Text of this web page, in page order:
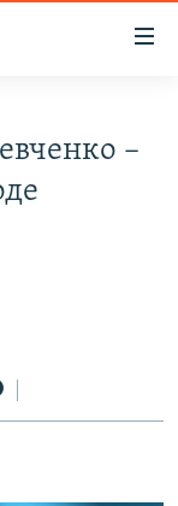
–